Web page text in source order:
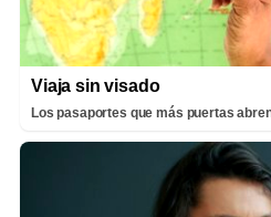
Viaja sin visado
Los pasaportes que más puertas